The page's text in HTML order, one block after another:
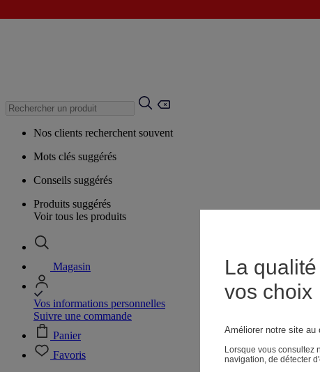
Nos clients recherchent souvent
Mots clés suggérés
Conseils suggérés
Produits suggérés
Voir tous les produits
Magasin
Vos informations personnelles
Suivre une commande
Panier
Favoris
La
vos choix
Améliorer notre site au
Lorsque vous consultez
navigation, de détecter